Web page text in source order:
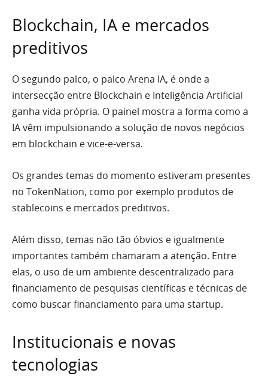
Blockchain, IA e mercados
preditivos
O segundo palco, o palco Arena IA, é onde a
intersecção entre Blockchain e Inteligência Artificial
ganha vida própria. O painel mostra a forma como a
IA vêm impulsionando a solução de novos negócios
em blockchain e vice-e-versa.
Os grandes temas do momento estiveram presentes
no TokenNation, como por exemplo produtos de
stablecoins e mercados preditivos.
Além disso, temas não tão óbvios e igualmente
importantes também chamaram a atenção. Entre
elas, o uso de um ambiente descentralizado para
financiamento de pesquisas científicas e técnicas de
como buscar financiamento para uma startup.
Institucionais e novas
tecnologias